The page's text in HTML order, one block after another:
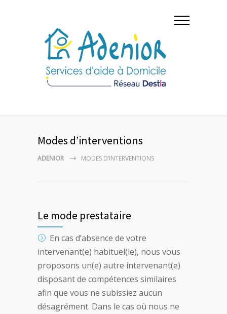
Modes d’interventions
ADENIOR MODES D’INTERVENTIONS
Le mode prestataire
En cas d’absence de votre
intervenant(e) habituel(le), nous vous
proposons un(e) autre intervenant(e)
disposant de compétences similaires
afin que vous ne subissiez aucun
désagrément. Dans le cas où nous ne